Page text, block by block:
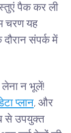
पैक कर ली
चरण यह
संपर्क में
लेना न भूलें!
प्लान, और
से उपयुक्त